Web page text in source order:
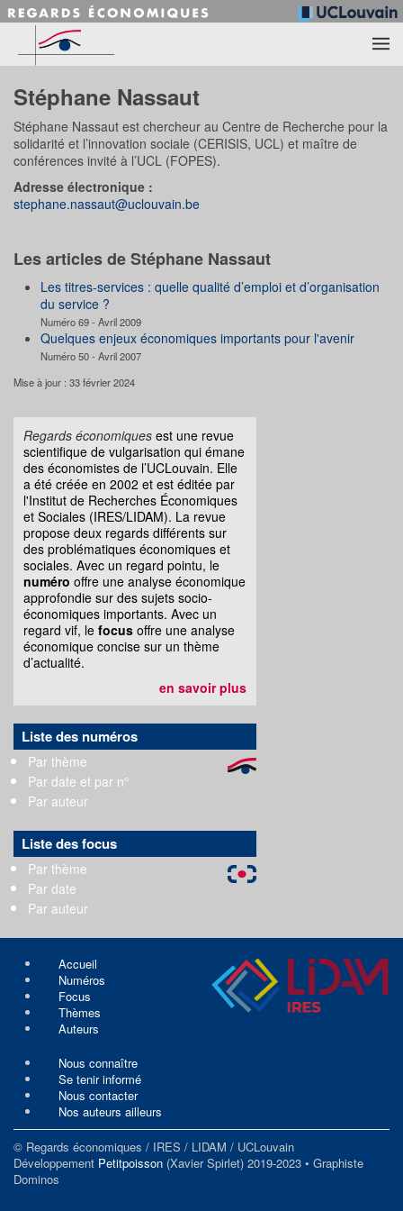
Accéder au contenu principal
Stéphane Nassaut
Stéphane Nassaut est chercheur au Centre de Recherche pour la
solidarité et l’innovation sociale (CERISIS, UCL) et maître de
conférences invité à l’UCL (FOPES).
Adresse électronique :
stephane.nassaut@uclouvain.be
Les articles de Stéphane Nassaut
Les titres-services : quelle qualité d’emploi et d’organisation
du service ?
Numéro 69 - Avril 2009
Quelques enjeux économiques importants pour l'avenir
Numéro 50 - Avril 2007
Mise à jour : 33 février 2024
Regards économiques est une revue
scientifique de vulgarisation qui émane
des économistes de l’UCLouvain. Elle
a été créée en 2002 et est éditée par
l'Institut de Recherches Économiques
et Sociales (IRES/LIDAM). La revue
propose deux regards différents sur
des problématiques économiques et
sociales. Avec un regard pointu, le
numéro offre une analyse économique
approfondie sur des sujets socio-
économiques importants. Avec un
regard vif, le focus offre une analyse
économique concise sur un thème
d’actualité.
en savoir plus
Liste des numéros
Par thème
Par date et par n°
Par auteur
Liste des focus
Par thème
Par date
Par auteur
Accueil
Numéros
Focus
Thèmes
Auteurs
Nous connaître
Se tenir informé
Nous contacter
Nos auteurs ailleurs
© Regards économiques / IRES / LIDAM / UCLouvain
Développement Petitpoisson (Xavier Spirlet) 2019-2023 • Graphiste
Dominos